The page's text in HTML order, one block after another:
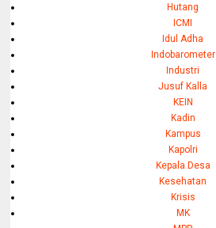
Hutang
ICMI
Idul Adha
Indobarometer
Industri
Jusuf Kalla
KEIN
Kadin
Kampus
Kapolri
Kepala Desa
Kesehatan
Krisis
MK